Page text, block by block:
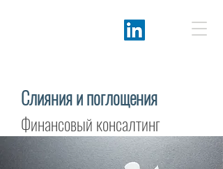
Слияния и поглощения
Финансовый консалтинг